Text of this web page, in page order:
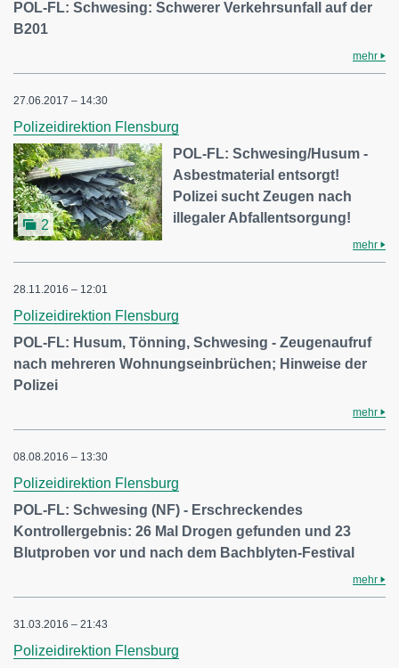
POL-FL: Schwesing: Schwerer Verkehrsunfall auf der
B201
mehr
27.06.2017 – 14:30
Polizeidirektion Flensburg
2
POL-FL: Schwesing/Husum -
Asbestmaterial entsorgt!
Polizei sucht Zeugen nach
illegaler Abfallentsorgung!
mehr
28.11.2016 – 12:01
Polizeidirektion Flensburg
POL-FL: Husum, Tönning, Schwesing - Zeugenaufruf
nach mehreren Wohnungseinbrüchen; Hinweise der
Polizei
mehr
08.08.2016 – 13:30
Polizeidirektion Flensburg
POL-FL: Schwesing (NF) - Erschreckendes
Kontrollergebnis: 26 Mal Drogen gefunden und 23
Blutproben vor und nach dem Bachblyten-Festival
mehr
31.03.2016 – 21:43
Polizeidirektion Flensburg